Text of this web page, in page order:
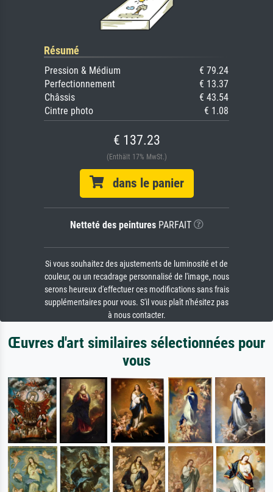
Résumé
Pression & Médium
€ 79.24
Perfectionnement
€ 13.37
Châssis
€ 43.54
Cintre photo
€ 1.08
€ 137.23
(Enthält 17% MwSt.)
dans le panier
Netteté des peinturesPARFAIT
Si vous souhaitez des ajustements de luminosité et de
couleur, ou un recadrage personnalisé de l'image, nous
serons heureux d'effectuer ces modifications sans frais
supplémentaires pour vous. S'il vous plaît n'hésitez pas
à nous contacter.
Œuvres d'art similaires sélectionnées pour
vous